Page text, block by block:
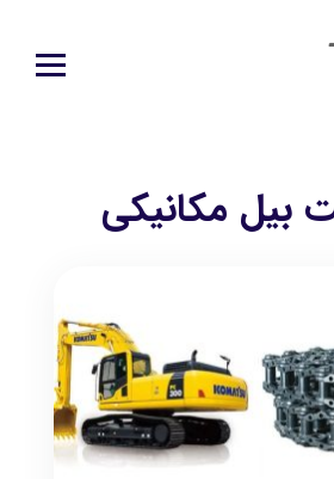
بیل مکانیکی